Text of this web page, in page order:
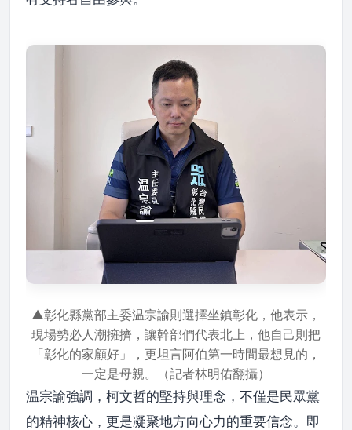
▲彰化縣黨部主委温宗諭則選擇坐鎮彰化，他表示，
現場勢必人潮擁擠，讓幹部們代表北上，他自己則把
「彰化的家顧好」，更坦言阿伯第一時間最想見的，
一定是母親。（記者林明佑翻攝）
温宗諭強調，柯文哲的堅持與理念，不僅是民眾黨
的精神核心，更是凝聚地方向心力的重要信念。即